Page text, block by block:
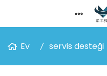
Ev servis desteği